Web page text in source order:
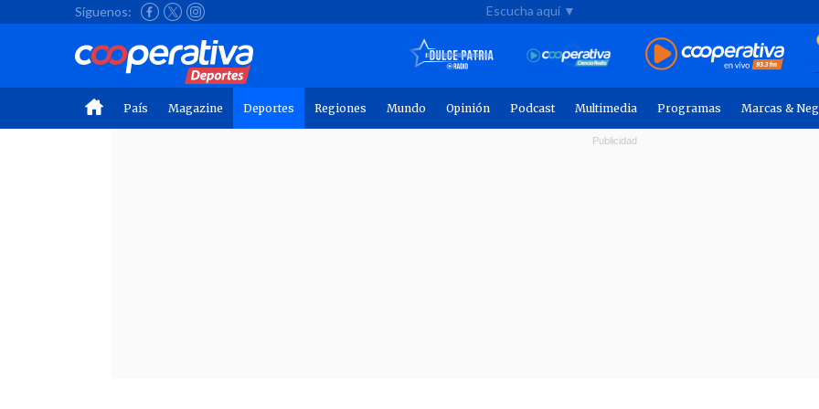
Síguenos: Escucha aquí ▼
País Magazine Deportes Regiones Mundo Opinión Podcast Multimedia Programas Marcas &